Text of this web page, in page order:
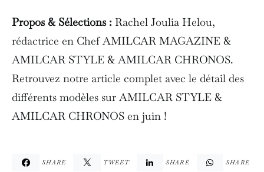
Propos & Sélections : Rachel Joulia Helou,
rédactrice en Chef AMILCAR MAGAZINE &
AMILCAR STYLE & AMILCAR CHRONOS.
Retrouvez notre article complet avec le détail des
différents modèles sur AMILCAR STYLE &
AMILCAR CHRONOS en juin !
SHARE TWEET SHARE SHARE